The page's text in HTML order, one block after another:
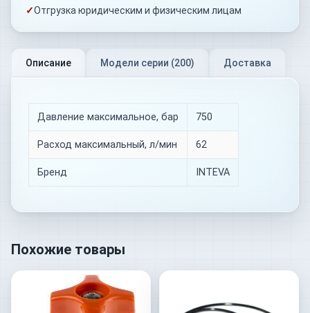
✓Отгрузка юридическим и физическим лицам
Описание Модели серии (200) Доставка
Давление максимальное, бар 750
Расход максимальный, л/мин 62
Бренд INTEVA
Похожие товары